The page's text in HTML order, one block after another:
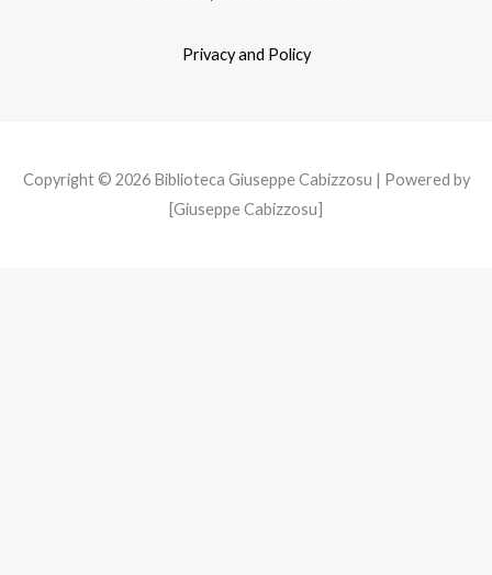
k
a
Privacy and Policy
Copyright © 2026 Biblioteca Giuseppe Cabizzosu | Powered by
[Giuseppe Cabizzosu]